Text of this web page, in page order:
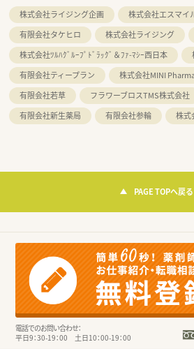
株式会社ライジング企画 株式会社エスマイ
有限会社タケヒロ
株式会社ライジング
株式会社ﾂﾙﾊｸﾞﾙｰﾌﾟﾄﾞﾗｯｸﾞ＆ﾌｧ-ﾏｼｰ西日本
有限会社ティープラン
株式会社MINI
有限会社若草
フラワーブロスTMS株式会社
有限会社新生薬局
有限会社参輪 株式
PAGE TOPへ戻る
電話でのお問い合わせ：
平日9：30-19：00 土日10：00-19：00